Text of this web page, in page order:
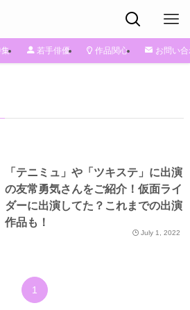
若手俳優 作品関心 お問い
「テニミュ」や「ツキステ」に出演
の友常勇気さんをご紹介！仮面ライ
ダーに出演してた？これまでの出演
作品も！
July 1, 2022
1